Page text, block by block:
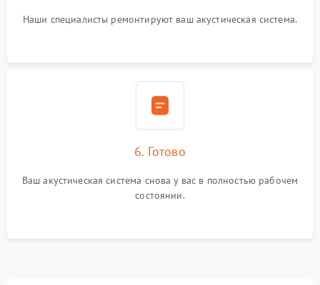
Наши специалисты ремонтируют ваш акустическая система.
6. Готово
Ваш акустическая система снова у вас в полностью рабочем
состоянии.